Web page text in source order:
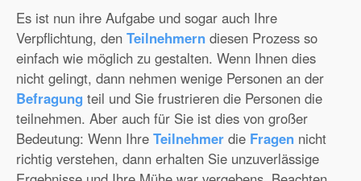
Es ist nun ihre Aufgabe und sogar auch Ihre
Verpflichtung, den Teilnehmern diesen Prozess so
einfach wie möglich zu gestalten. Wenn Ihnen dies
nicht gelingt, dann nehmen wenige Personen an der
Befragung teil und Sie frustrieren die Personen die
teilnehmen. Aber auch für Sie ist dies von großer
Bedeutung: Wenn Ihre Teilnehmer die Fragen nicht
richtig verstehen, dann erhalten Sie unzuverlässige